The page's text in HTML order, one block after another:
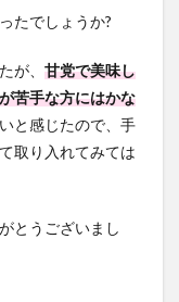
たでしょうか?
が、 甘党で美味し
苦手な方にはかな
と感じたので、手
取り入れてみては
とうございまし